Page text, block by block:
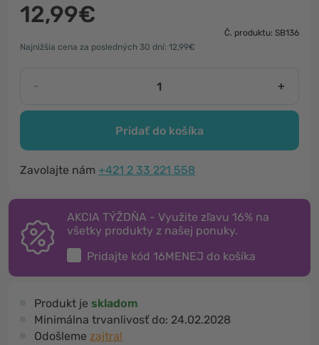
12,99€
Č. produktu: SB136
Najnižšia cena za posledných 30 dní: 12,99€
- +
Pridať do košíka
Zavolajte nám +421 2 33 221 558
AKCIA TÝŽDŇA - Využite zľavu 16% na
všetky produkty z našej ponuky.
Pridajte kód 16MENEJ do košíka
Produkt je skladom
Minimálna trvanlivosť do: 24.02.2028
Odošleme zajtra!